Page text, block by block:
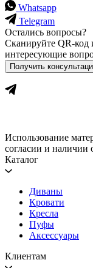
Whatsapp
Telegram
Остались вопросы?
Сканируйте QR-код
интересующие
Получить
Использование
согласии и наличии
Каталог
Диваны
Кровати
Кресла
Пуфы
Аксессуары
Клиентам